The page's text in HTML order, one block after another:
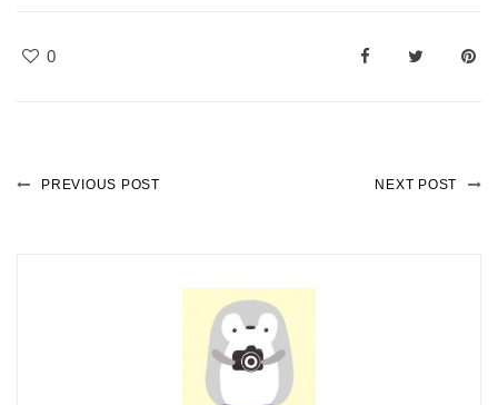
0
PREVIOUS POST NEXT POST